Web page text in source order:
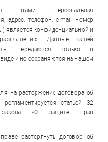
вами персональная
адрес, телефон, e-mail, номер
является конфиденциальной и
Данные вашей
передаются только в
и не сохраняются на нашем
на расторжение договора об
регламентируется статьей 32
закона «О защите прав
расторгнуть договор об